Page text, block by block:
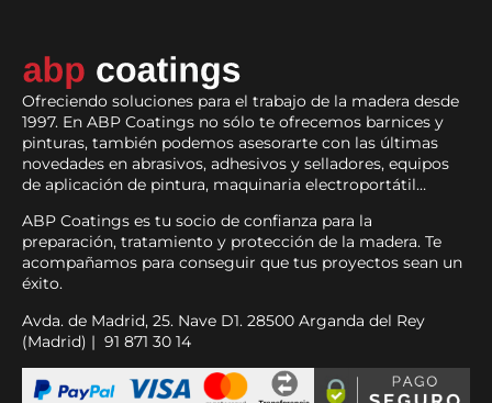
Ofreciendo soluciones para el trabajo de la madera desde
1997. En ABP Coatings no sólo te ofrecemos barnices y
pinturas, también podemos asesorarte con las últimas
novedades en abrasivos, adhesivos y selladores, equipos
de aplicación de pintura, maquinaria electroportátil…
ABP Coatings es tu socio de confianza para la
preparación, tratamiento y protección de la madera. Te
acompañamos para conseguir que tus proyectos sean un
éxito.
Avda. de Madrid, 25. Nave D1. 28500 Arganda del Rey
(Madrid) | 91 871 30 14